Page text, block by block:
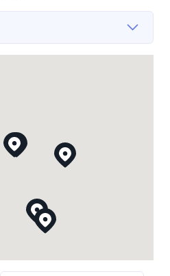
в США